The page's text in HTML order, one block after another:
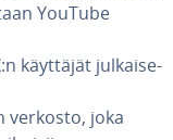
YouTube
käyttäjät jul­kai­se­
verkosto, joka